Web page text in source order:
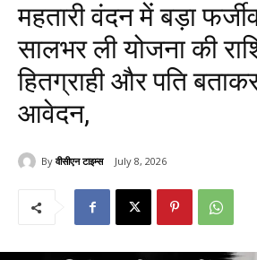
महतारी वंदन में बड़ा
सालभर ली योजना की
हितग्राही और पति
आवेदन,
By वीसीएन टाइम्स July 8, 2026